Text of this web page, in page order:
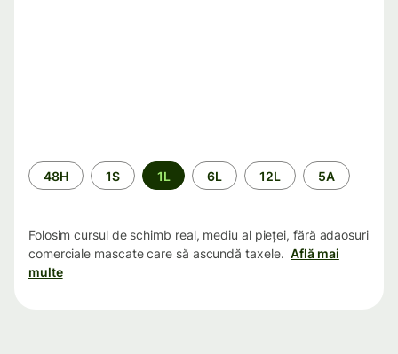
Perioada
48H 1S 1L 6L 12L 5A
Folosim cursul de schimb real, mediu al pieței, fără adaosuri
comerciale mascate care să ascundă taxele. Află mai
multe